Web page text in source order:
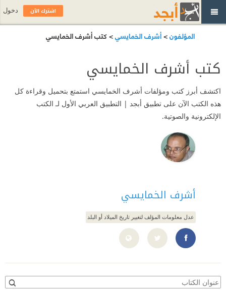
المؤلفون>أشرف الخمايسي> كتب أشرف الخمايسي
كتب أشرف الخمايسي
اكتشف أبرز كتب ومؤلفات أشرف الخمايسي استمتع بتحميل وقراءة كل
هذه الكتب الآن على تطبيق أبجد | التطبيق العربي الأول لـ الكتب
الإلكترونية والصوتية.
أشرف الخمايسي
عدل معلومات المؤلف لتغيير تاريخ الميلاد أو البلد
100002071811851
اشترك الآن دخول